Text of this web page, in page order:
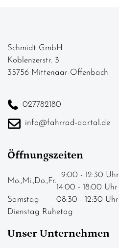
Schmidt GmbH
Koblenzerstr. 3
35756 Mittenaar-Offenbach
027782180
info@fahrrad-aartal.de
Öffnungszeiten
Mo.,Mi.,Do.,Fr.
9:00 - 12:30 Uhr
14:00 - 18:00 Uhr
Samstag
08:30 - 12:30 Uhr
Dienstag Ruhetag
Unser Unternehmen